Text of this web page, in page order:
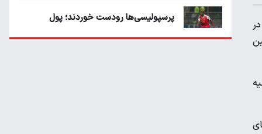
در
پرسپولیسی‌ها رودست خوردند؛ پول